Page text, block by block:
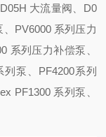
大流量阀、D0
PV6000 系列压力
系列压力补偿泵、
泵、PF4200系列
PF1300 系列泵、